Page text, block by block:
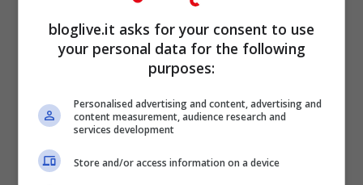
@Ibra_official
#Amadeus.
— RTL 102.5 (@rtl1025)
December 29, 2020
bloglive.it asks for your consent to use
your personal data for the following
purposes:
Personalised advertising and content, advertising and
content measurement, audience research and
services development
Store and/or access information on a device